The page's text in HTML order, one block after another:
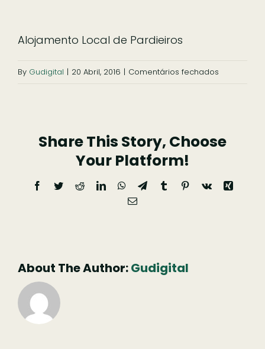
Alojamento Local de Pardieiros
By Gudigital | 20 Abril, 2016 | Comentários fechados
Pardieiros
Share This Story, Choose
Your Platform!
Facebook
TwitterRedditLinkedInWhatsApp
TelegramTumblrPinterest
Vk
Xing
Email
About The Author:Gudigital